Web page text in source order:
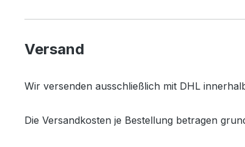
Versand
Wir versenden ausschließlich mit DHL
Die Versandkosten je Bestellung betragen